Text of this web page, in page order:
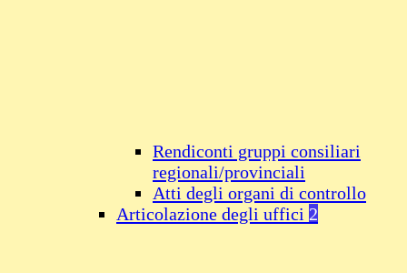
Rendiconti gruppi consiliari
regionali/provinciali
Atti degli organi di controllo
Articolazione degli uffici 2